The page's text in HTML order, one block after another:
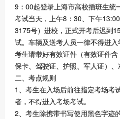
9：00起登录上海市高校插班生统
考试当天，上午8：30、下午
3175号）进校，正式开考后迟到
试。车辆及送考人员一律不得进入
考生请带好有效证件（有效证件
保卡、驾驶证、护照、军人证）、
二、考点规则
1、考生在入场后前往指定考场考
者，不得进入考场考试。
2、考生除携带书写使用黑色字迹